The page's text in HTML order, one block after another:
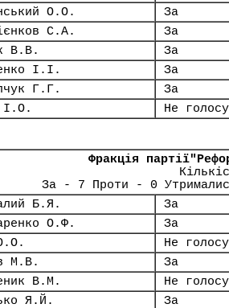
О.О.
За
С.А.
За
В.В.
За
І.І.
За
Г.Г.
За
І.О.
Не
Фракція
За - 7 Проти - 0
Б.Я.
За
О.Ф.
За
Не
М.В.
За
В.М.
Не
Я.Й.
За